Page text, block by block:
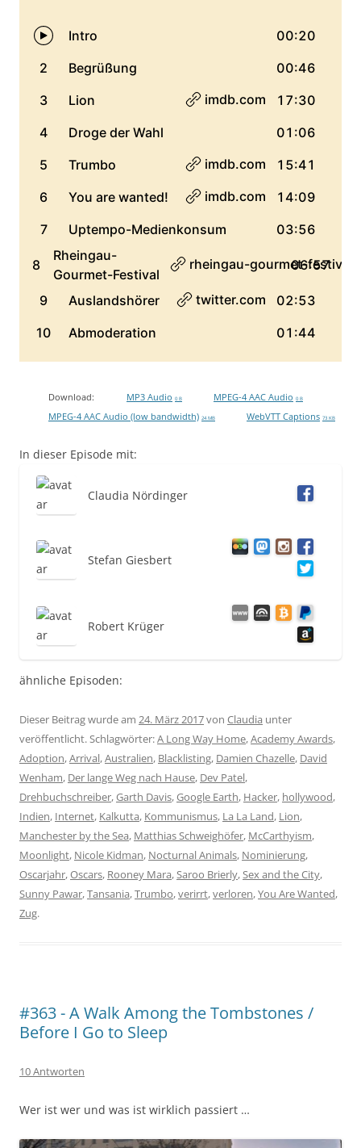
Download: MP3 Audio 0 B MPEG-4 AAC Audio 0 B
MPEG-4 AAC Audio (low bandwidth) 24 MB WebVTT Captions 73 KB
In dieser Episode mit:
Claudia Nördinger
Stefan Giesbert
Robert Krüger
ähnliche Episoden:
Dieser Beitrag wurde am 24. März 2017von Claudia unter
veröffentlicht. Schlagwörter:A Long Way Home,Academy Awards,
Adoption,Arrival,Australien, Blacklisting, Damien Chazelle, David
Wenham, Der lange Weg nach Hause, Dev Patel,
Drehbuchschreiber,Garth Davis,Google Earth, Hacker, hollywood,
Indien, Internet, Kalkutta, Kommunismus, La La Land, Lion,
Manchester by the Sea, Matthias Schweighöfer, McCarthyism,
Moonlight, Nicole Kidman, Nocturnal Animals, Nominierung,
Oscarjahr,Oscars, Rooney Mara,Saroo Brierly,Sex and the City,
Sunny Pawar,Tansania,Trumbo,verirrt,verloren,You Are Wanted,
Zug.
#363 - A Walk Among the Tombstones /
Before I Go to Sleep
10 Antworten
Wer ist wer und was ist wirklich passiert …